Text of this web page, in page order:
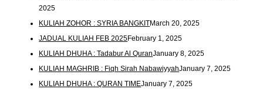
2025
KULIAH ZOHOR : SYRIA BANGKITMarch 20, 2025
JADUAL KULIAH FEB 2025February 1, 2025
KULIAH DHUHA : Tadabur Al QuranJanuary 8, 2025
KULIAH MAGHRIB : Fiqh Sirah NabawiyyahJanuary 7, 2025
KULIAH DHUHA : QURAN TIMEJanuary 7, 2025